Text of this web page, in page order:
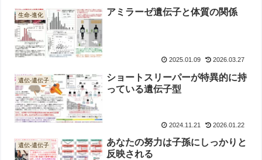
生命-進化 アミラーゼ遺伝子と体質の関係
2025.01.09 2026.03.27
遺伝-遺伝子
ショートスリーパーが特異的に持
っている遺伝子型
2024.11.21 2026.01.22
遺伝-遺伝子
あなたの努力は子孫にしっかりと
反映される